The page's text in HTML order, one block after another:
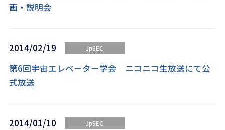
画・説明会
2014/02/19 JpSEC
第6回宇宙エレベーター学会 ニコニコ生放送にて公
式放送
2014/01/10 JpSEC